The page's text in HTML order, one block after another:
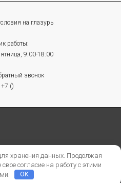
на глазурь
работы:
9:00-18:00
звонок
+7 ()
БАЗА-ТУ-РФ
хранения данных. Продолжая
согласие на работу с этими
OK